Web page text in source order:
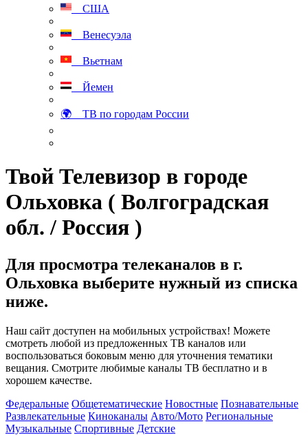
США
Венесуэла
Вьетнам
Йемен
🌍 ТВ по городам России
Твой Телевизор в городе
Ольховка ( Волгоградская
обл. / Россия )
Для просмотра телеканалов в г.
Ольховка выберите нужный из списка
ниже.
Наш сайт доступен на мобильных устройствах! Можете
смотреть любой из предложенных ТВ каналов или
воспользоваться боковым меню для уточнения тематики
вещания. Смотрите любимые каналы ТВ бесплатно и в
хорошем качестве.
Федеральные Общетематические Новостные Познавательные
Развлекательные Киноканалы Авто/Мото Региональные
Музыкальные Спортивные Детские